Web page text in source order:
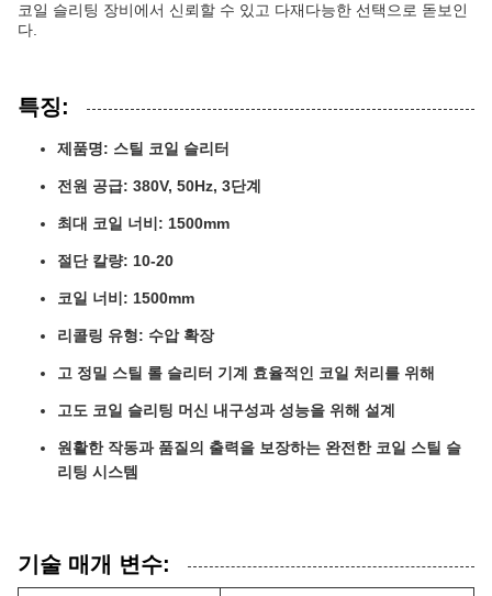
코일 슬리팅 장비에서 신뢰할 수 있고 다재다능한 선택으로 돋보인
다.
특징:
제품명: 스틸 코일 슬리터
전원 공급: 380V, 50Hz, 3단계
최대 코일 너비: 1500mm
절단 칼량: 10-20
코일 너비: 1500mm
리콜링 유형: 수압 확장
고 정밀 스틸 롤 슬리터 기계 효율적인 코일 처리를 위해
고도 코일 슬리팅 머신 내구성과 성능을 위해 설계
원활한 작동과 품질의 출력을 보장하는 완전한 코일 스틸 슬
리팅 시스템
기술 매개 변수: